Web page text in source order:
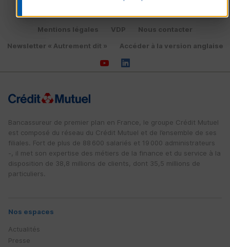
Mentions légales
VDP
Nous contacter
Newsletter « Autrement dit »
Accéder à la version anglaise
Bancassureur de premier plan en France, le groupe Crédit Mutuel
est composé du réseau du Crédit Mutuel et de l’ensemble de ses
filiales. Fort de plus de 88 600 salariés et 19 000 administrateurs
-, il met son expertise des métiers de la finance et du service à la
disposition de 38,8 millions de clients, dont 35,5 millions de
particuliers.
Nos espaces
Actualités
Presse